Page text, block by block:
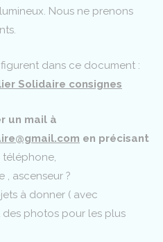
Nous ne prenons
dans ce document :
Solidaire consignes
un mail à
en précisant
téléphone,
, ascenseur ?
à donner ( avec
photos pour les plus